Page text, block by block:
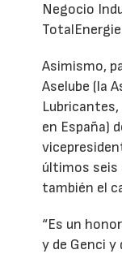
Negocio
Asimismo,
Aselube (la
Lubricantes,
en España)
últimos seis
también el
“Es un
y de Genci